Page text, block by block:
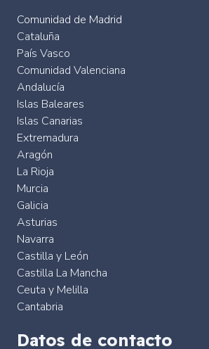
Comunidad de Madrid
Cataluña
País Vasco
Comunidad Valenciana
Andalucía
Islas Baleares
Islas Canarias
Extremadura
Aragón
La Rioja
Murcia
Galicia
Asturias
Navarra
Castilla y León
Castilla La Mancha
Ceuta y Melilla
Cantabria
Datos de contacto